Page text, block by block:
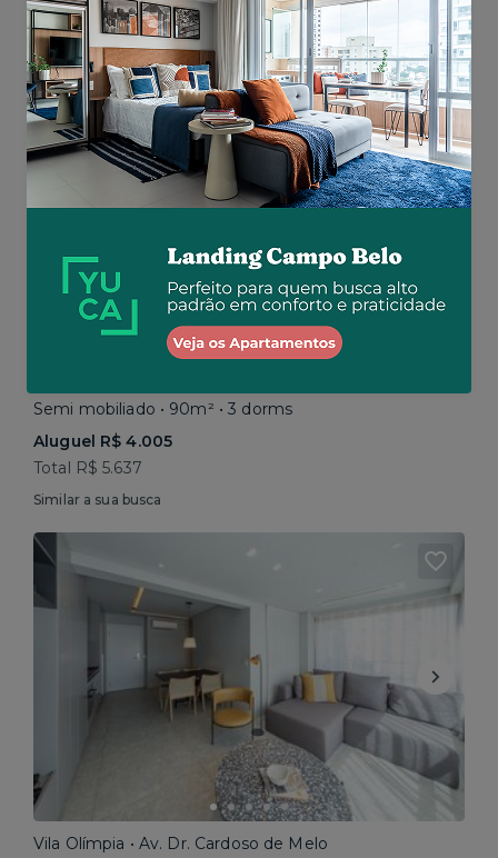
Total R$ 5.200
Similar a sua busca
Semi mobiliado • 90m² • 3 dorms
Aluguel R$ 4.005
Total R$ 5.637
Similar a sua busca
Vila Olímpia • Av. Dr. Cardoso de Melo